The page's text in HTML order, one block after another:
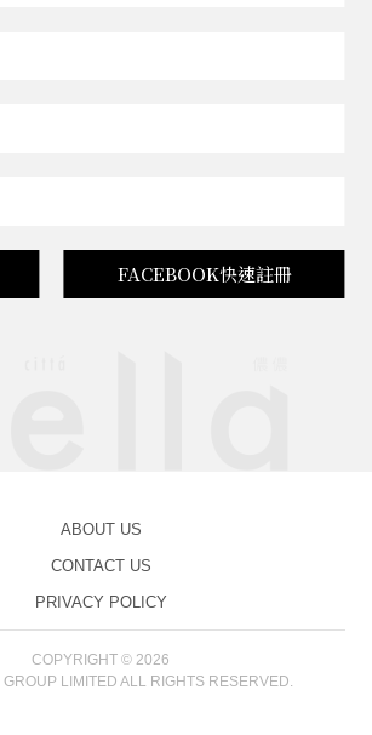
FACEBOOK快速註冊
ABOUT US
CONTACT US
PRIVACY POLICY
COPYRIGHT © 2026
GROUP LIMITED ALL RIGHTS RESERVED.